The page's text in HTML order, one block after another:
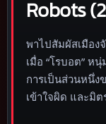
Robots
พาไปสัมผัสเมือ
เมื่อ “โรบอต” ห
การเป็นส่วนหนึ่ง
เข้าใจผิด และมิ